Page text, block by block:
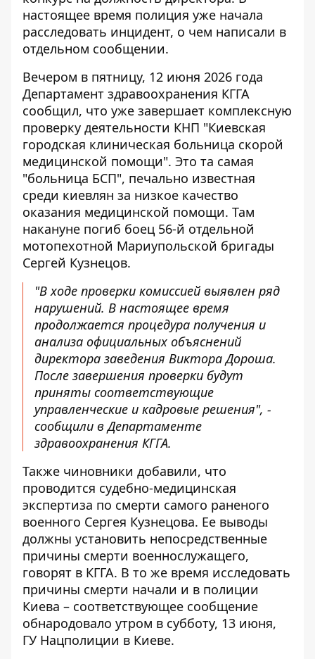
настоящее время полиция уже начала
расследовать инцидент, о чем написали в
отдельном сообщении.
Вечером в пятницу, 12 июня 2026 года
Департамент здравоохранения КГГА
сообщил, что уже завершает комплексную
проверку деятельности КНП "Киевская
городская клиническая больница скорой
медицинской помощи". Это та самая
"больница БСП", печально известная
среди киевлян за низкое качество
оказания медицинской помощи. Там
накануне погиб боец ​​56-й отдельной
мотопехотной Мариупольской бригады
Сергей Кузнецов.
"В ходе проверки комиссией выявлен ряд
нарушений. В настоящее время
продолжается процедура получения и
анализа официальных объяснений
директора заведения Виктора Дороша.
После завершения проверки будут
приняты соответствующие
управленческие и кадровые решения", -
сообщили в Департаменте
здравоохранения КГГА.
Также чиновники добавили, что
проводится судебно-медицинская
экспертиза по смерти самого раненого
военного Сергея Кузнецова. Ее выводы
должны установить непосредственные
причины смерти военнослужащего,
говорят в КГГА. В то же время исследовать
причины смерти начали и в полиции
Киева – соответствующее сообщение
обнародовало утром в субботу, 13 июня,
ГУ Нацполиции в Киеве.